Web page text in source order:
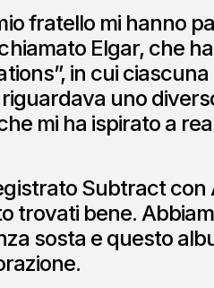
fratello mi hanno
Elgar, che
in cui
uno
mi ha ispirato a
Subtract con
trovati bene.
sosta e questo